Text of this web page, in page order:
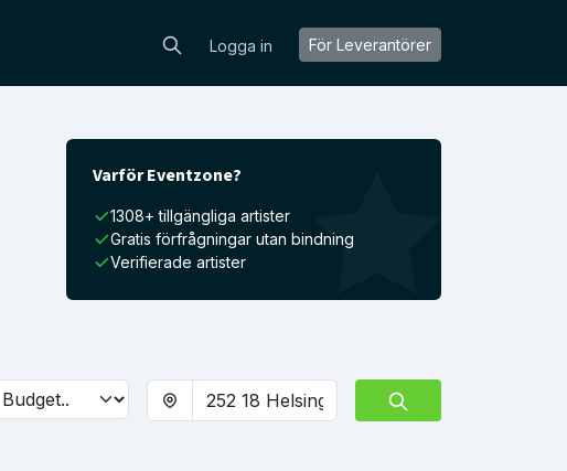
Logga in För Leverantörer
Varför Eventzone?
1308+ tillgängliga artister
Gratis förfrågningar utan bindning
Verifierade artister